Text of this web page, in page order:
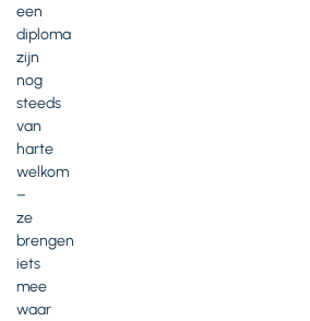
een
diploma
zijn
nog
steeds
van
harte
welkom
–
ze
brengen
iets
mee
waar